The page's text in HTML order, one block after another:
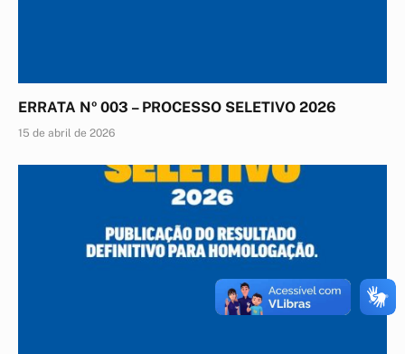
ERRATA Nº 003 – PROCESSO SELETIVO 2026
15 de abril de 2026